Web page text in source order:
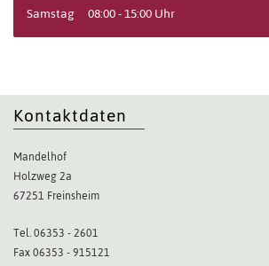
Samstag 08:00 - 15:00 Uhr
Kontaktdaten
Mandelhof
Holzweg 2a
67251 Freinsheim
Tel. 06353 - 2601
Fax 06353 - 915121